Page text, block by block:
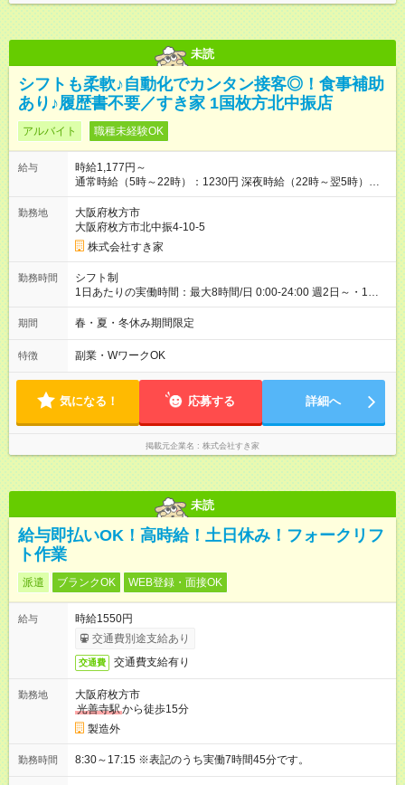
未読
シフトも柔軟♪自動化でカンタン接客◎！食事補助
あり♪履歴書不要／すき家 1国枚方北中振店
アルバイト 職種未経験OK
給与
時給1,177円～
通常時給（5時～22時）：1230円 深夜時給（22時～翌5時）：
1538円 高校生時給：1177円 【特別手当】早朝手当（5：00-9：
00）時給+150円 【試用期間】試用期間あり 試用期間の長さ：1
ヶ月 雇用形態、給与は本採用時と同じです。 試用期間の実態は
30日（※条件変更なし）ですが、切り上げで一ヶ月とさせてい
ただきます。 研修制度あり：15時間(研修中も同時給）
勤務地
大阪府枚方市
大阪府枚方市北中振4-10-5
株式会社すき家
勤務時間
シフト制
1日あたりの実働時間：最大8時間/日 0:00-24:00 週2日～・1日
2h～OK ＜シフト例＞ 〇朝帯 5:00-9:00 〇昼帯 9:00-14:00 〇午
後帯 14:00-18:00 〇夜帯 18:00-22:00 〇深夜帯 22:00-翌5:00 基
ます♪
期間 春・夏・冬休み期間限定
特徴 副業・WワークOK
気になる！ 応募する 詳細へ
掲載元企業名 株式会社すき家
未読
給与即払いOK！高時給！土日休み！フォークリフ
ト作業
派遣 ブランクOK WEB登録・面接OK
給与
時給1550円
交通費別途支給あり
交通費 交通費支給有り
勤務地
大阪府枚方市
光善寺駅から徒歩15分
製造外
勤務時間 8:30～17:15 ※表記のうち実働7時間45分です。